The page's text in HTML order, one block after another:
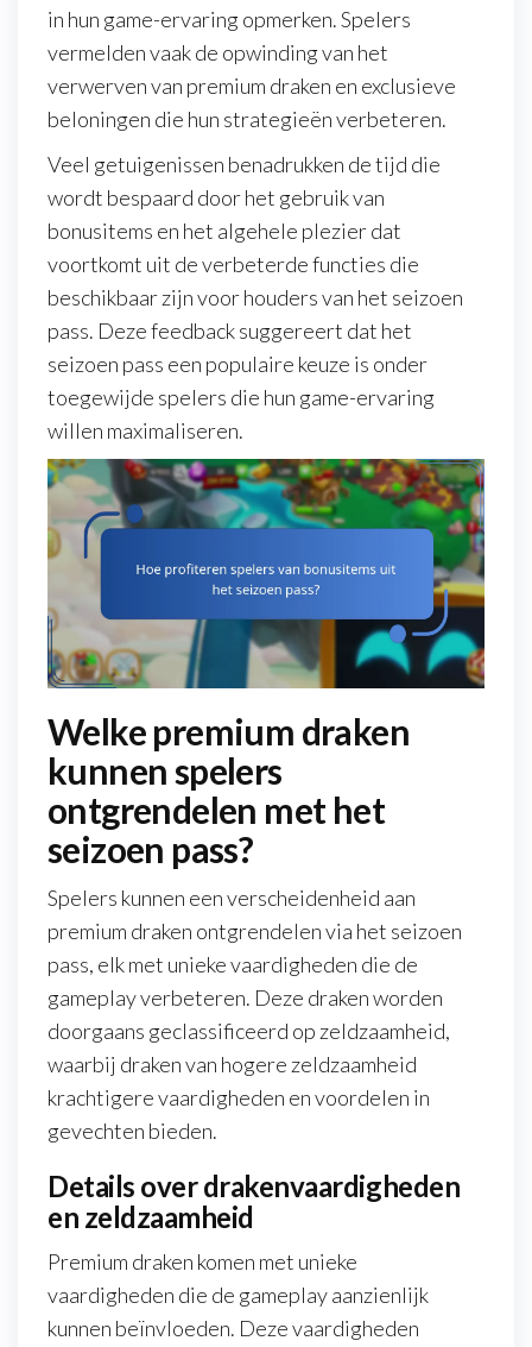
in hun game-ervaring opmerken. Spelers
vermelden vaak de opwinding van het
verwerven van premium draken en exclusieve
beloningen die hun strategieën verbeteren.
Veel getuigenissen benadrukken de tijd die
wordt bespaard door het gebruik van
bonusitems en het algehele plezier dat
voortkomt uit de verbeterde functies die
beschikbaar zijn voor houders van het seizoen
pass. Deze feedback suggereert dat het
seizoen pass een populaire keuze is onder
toegewijde spelers die hun game-ervaring
willen maximaliseren.
Welke premium draken
kunnen spelers
ontgrendelen met het
seizoen pass?
Spelers kunnen een verscheidenheid aan
premium draken ontgrendelen via het seizoen
pass, elk met unieke vaardigheden die de
gameplay verbeteren. Deze draken worden
doorgaans geclassificeerd op zeldzaamheid,
waarbij draken van hogere zeldzaamheid
krachtigere vaardigheden en voordelen in
gevechten bieden.
Details over drakenvaardigheden
en zeldzaamheid
Premium draken komen met unieke
vaardigheden die de gameplay aanzienlijk
kunnen beïnvloeden. Deze vaardigheden